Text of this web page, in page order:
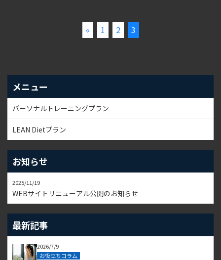
痩せたいのに痩せられない。
このコ...
« 1 2 3
メニュー
パーソナルトレーニングプラン
LEAN Dietプラン
お知らせ
2025/11/19
WEBサイトリニューアル公開のお知らせ
最新記事
2026/7/9
お役立ちコラム